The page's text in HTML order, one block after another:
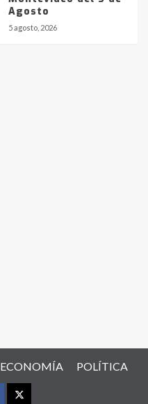
Agosto
5 agosto, 2026
ECONOMÍA POLÍTICA